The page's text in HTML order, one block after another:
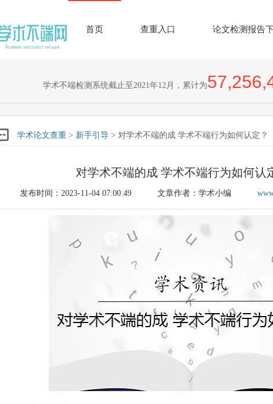
首页 查重入口 论文检测报告
学术不端检测系统截止至2021年12月，累计为
学术论文查重 > 新手引导 > 对学术不端的成 学术不端行为如何认定？
对学术不端的成 学术不端行为如何认
发布时间：2023-11-04 07:00:49 文章作者：学术小编